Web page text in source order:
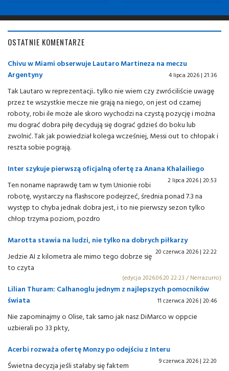
OSTATNIE KOMENTARZE
Chivu w Miami obserwuje Lautaro Martineza na meczu
Argentyny
4 lipca 2026 | 21:36
Tak Lautaro w reprezentacji.. tylko nie wiem czy zwróciliście uwagę
przez te wszystkie mecze nie grają na niego, on jest od czarnej
roboty, robi ile może ale skoro wychodzi na czystą pozycję i można
mu dograć dobra piłę decydują się dograć gdzieś do boku lub
zwolnić. Tak jak powiedział kolega wcześniej, Messi out to chłopak i
reszta sobie pograją.
Inter szykuje pierwszą oficjalną ofertę za Anana Khalailiego
2 lipca 2026 | 20:53
Ten noname naprawdę tam w tym Unionie robi
robotę, wystarczy na flashscore podejrzeć, średnia ponad 7.3 na
występ to chyba jednak dobra jest, i to nie pierwszy sezon tylko
chłop trzyma poziom, pozdro
Marotta stawia na ludzi, nie tylko na dobrych piłkarzy
20 czerwca 2026 | 22:22
Jedzie AI z kilometra ale mimo tego dobrze się
to czyta
(edycja 2026.06.20 22:23 / Nerrazurro)
Lilian Thuram: Calhanoglu jednym z najlepszych pomocników
świata
11 czerwca 2026 | 20:46
Nie zapominajmy o Olise, tak samo jak nasz DiMarco w oppcie
uzbierali po 33 pkty,
Acerbi rozważa ofertę Monzy po odejściu z Interu
9 czerwca 2026 | 22:20
Świetna decyzja jeśli stałaby się faktem